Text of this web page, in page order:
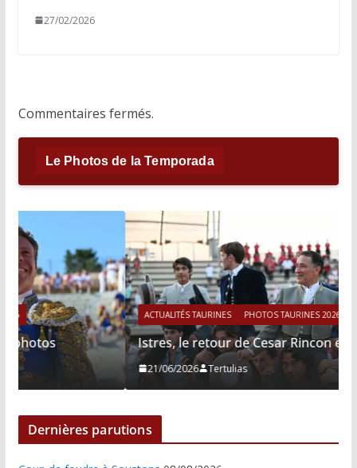
27/02/2026
Commentaires fermés.
Le Photos de la Temporada
ACTUALITÉS TAURINES PHOTOS TAURINES 2026
Istres, le retour de Cesar Rincon en photos
21/06/2026 Tertulias
Dernières parutions